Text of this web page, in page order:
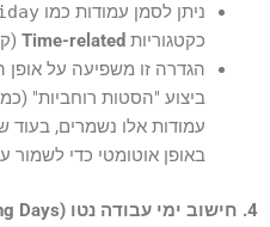
ניתן לסמן עמודות כמו
כקטגוריות Time-related
ביצוע "הסטות רוחביות"
עמודות אלו נשמרים,
באופן אוטומטי כדי לשמור
4. חישוב ימי עבודה נטו (Net Working Days)